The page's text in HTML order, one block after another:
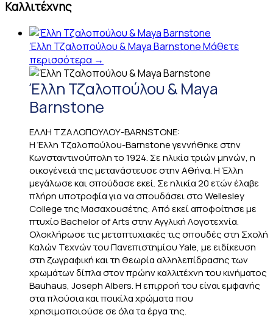
Καλλιτέχνης
Έλλη Τζαλοπούλου & Maya BarnstoneΜάθετε
περισσότερα →
Έλλη Τζαλοπούλου & Maya
Barnstone
ΕΛΛΗ ΤΖΑΛΟΠΟΥΛΟΥ-BARNSTONE:
Η Έλλη Τζαλοπούλου-Barnstone γεννήθηκε στην
Κωνσταντινούπολη το 1924. Σε ηλικία τριών μηνών, η
οικογένειά της μετανάστευσε στην Αθήνα. Η Έλλη
μεγάλωσε και σπούδασε εκεί. Σε ηλικία 20 ετών έλαβε
πλήρη υποτροφία για να σπουδάσει στο Wellesley
College της Μασαχουσέτης. Από εκεί αποφοίτησε με
πτυχίο Bachelor of Arts στην Αγγλική Λογοτεχνία.
Ολοκλήρωσε τις μεταπτυχιακές τις σπουδές στη Σχολή
Καλών Τεχνών του Πανεπιστημίου Yale, με ειδίκευση
στη ζωγραφική και τη θεωρία αλληλεπίδρασης των
χρωμάτων δίπλα στον πρώην καλλιτέχνη του κινήματος
Bauhaus, Joseph Albers. Η επιρροή του είναι εμφανής
στα πλούσια και ποικίλα χρώματα που
χρησιμοποιούσε σε όλα τα έργα της.